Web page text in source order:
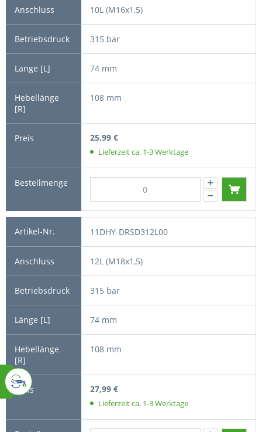
10L (M16x1,5)
315 bar
74 mm
108 mm
25,99 €
Lieferzeit ca. 1-3 Werktage
11DHY-DRSD312L00
12L (M18x1,5)
315 bar
74 mm
108 mm
27,99 €
Lieferzeit ca. 1-3 Werktage